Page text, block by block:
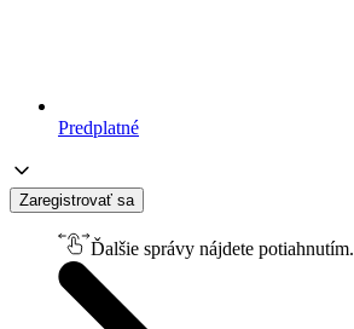
Predplatné
Zaregistrovať sa
Ďalšie správy nájdete potiahnutím.